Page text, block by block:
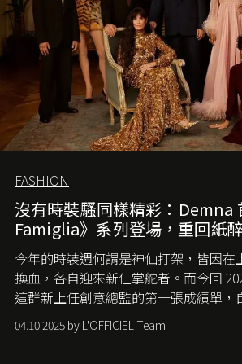
FASHION
沒有時裝騷同樣精彩：Demna
Famiglia》系列登場，重回紙
今年的時裝週何謂是神仙打架，皆因在
換血，各自迎來新任掌舵者。而今回
這群新上任創意總監的第一張成績單，
們如何各顯神通。意大利老牌 Gucci 在
難已救回，開雲集團任命成功曾翻轉
04.10.2025 by L'OFFICIEL Team